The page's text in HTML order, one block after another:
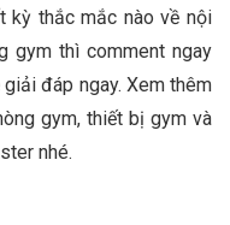
kỳ thắc mắc nào về nội
gym thì comment ngay
đáp ngay. Xem thêm
gym, thiết bị gym và
nhé.